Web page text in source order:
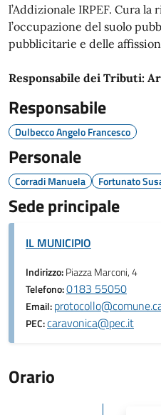
l’Addizionale IRPEF. Cura
l’occupazione del suolo
pubblicitarie e delle
Responsabile dei Tributi:
Responsabile
Dulbecco Angelo Francesco
Personale
Corradi Manuela Fortunato
Sede principale
IL MUNICIPIO
Indirizzo:Piazza Marconi, 4
Telefono:0183 55050
Email:
PEC:caravonica@pec.it
Orario